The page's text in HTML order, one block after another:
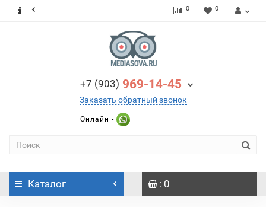
0 0
+7 (903) 969-14-45
Заказать обратный звонок
Онлайн -
Каталог : 0